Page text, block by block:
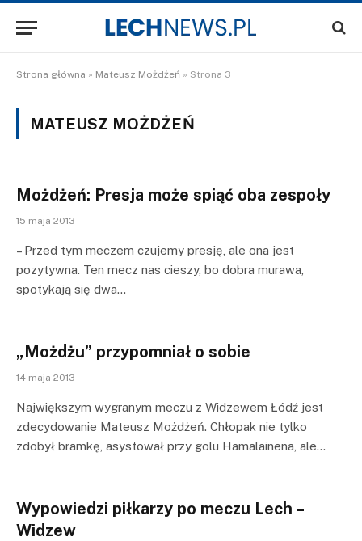
Strona główna » Mateusz Możdżeń » Strona 3
MATEUSZ MOŻDŻEŃ
Możdżeń: Presja może spiąć oba zespoły
15 maja 2013
– Przed tym meczem czujemy presję, ale ona jest
pozytywna. Ten mecz nas cieszy, bo dobra murawa,
spotykają się dwa…
„Możdżu” przypomniał o sobie
14 maja 2013
Największym wygranym meczu z Widzewem Łódź jest
zdecydowanie Mateusz Możdżeń. Chłopak nie tylko
zdobył bramkę, asystował przy golu Hamalainena, ale…
Wypowiedzi piłkarzy po meczu Lech –
Widzew